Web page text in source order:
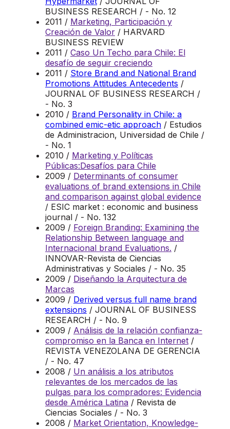
BUSINESS RESEARCH / - No. 12
2011 / Marketing, Participación y
Creación de Valor / HARVARD
BUSINESS REVIEW
2011 / Caso Un Techo para Chile: El
desafío de seguir creciendo
2011 / Store Brand and National Brand
Promotions Attitudes Antecedents /
JOURNAL OF BUSINESS RESEARCH /
- No. 3
2010 / Brand Personality in Chile: a
combined emic-etic approach / Estudios
de Administracion, Universidad de Chile /
- No. 1
2010 / Marketing y Políticas
Públicas:Desafíos para Chile
2009 / Determinants of consumer
evaluations of brand extensions in Chile
and comparison against global evidence
/ ESIC market : economic and business
journal / - No. 132
2009 / Foreign Branding: Examining the
Relationship Between language and
Internacional brand Evaluations. /
INNOVAR-Revista de Ciencias
Administrativas y Sociales / - No. 35
2009 / Diseñando la Arquitectura de
Marcas
2009 / Derived versus full name brand
extensions / JOURNAL OF BUSINESS
RESEARCH / - No. 9
2009 / Análisis de la relación confianza-
compromiso en la Banca en Internet /
REVISTA VENEZOLANA DE GERENCIA
/ - No. 47
2008 / Un análisis a los atributos
relevantes de los mercados de las
pulgas para los compradores: Evidencia
desde América Latina / Revista de
Ciencias Sociales / - No. 3
2008 / Market Orientation, Knowledge-